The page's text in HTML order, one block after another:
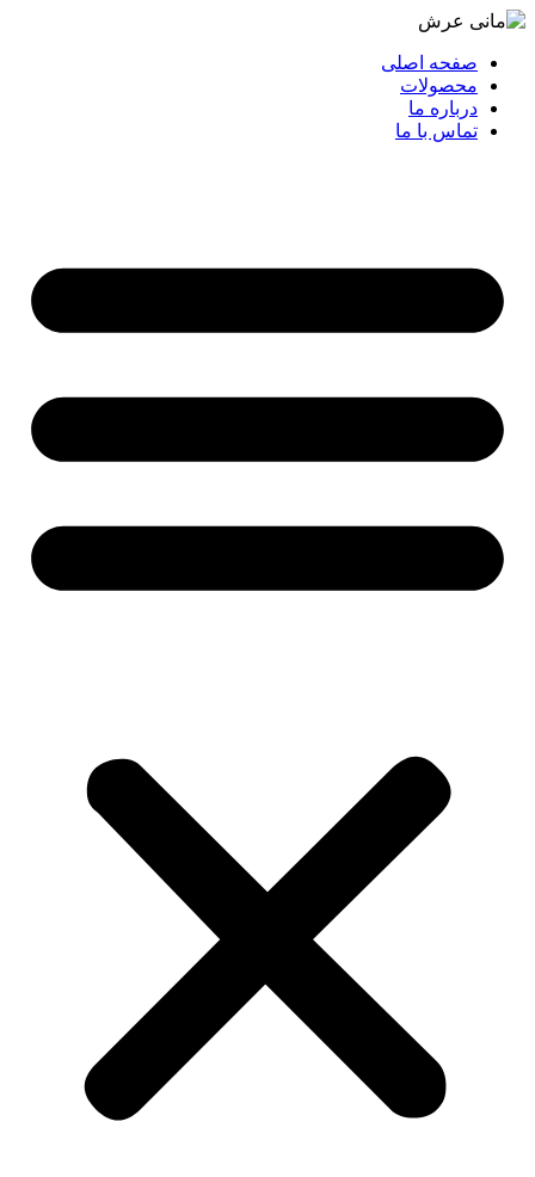
صفحه اصلی
محصولات
درباره ما
تماس با ما